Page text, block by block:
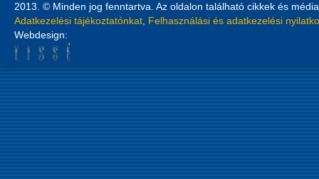
2013. © Minden jog fenntartva. Az oldalon található cikkek és
Adatkezelési tájékoztatónkat Felhasználási és adatkezelési
Webdesign: